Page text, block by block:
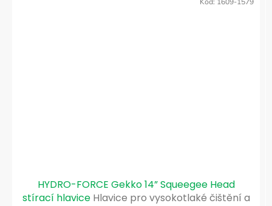
HYDRO-FORCE Gekko 14” Squeegee Head
stírací hlavice Hlavice pro vysokotlaké čištění a